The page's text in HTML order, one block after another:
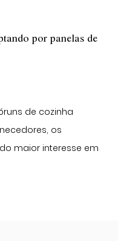
Receitas de forno
Os métodos de
e longo tempo de
utensílios de cozinha